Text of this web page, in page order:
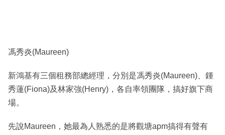
馮秀炎(Maureen)
新鴻基有三個租務部總經理，分別是馮秀炎(Maureen)、鍾
秀蓮(Fiona)及林家強(Henry)，各自率領團隊，搞好旗下商
場。
先說Maureen，她最為人熟悉的是將觀塘apm搞得有聲有